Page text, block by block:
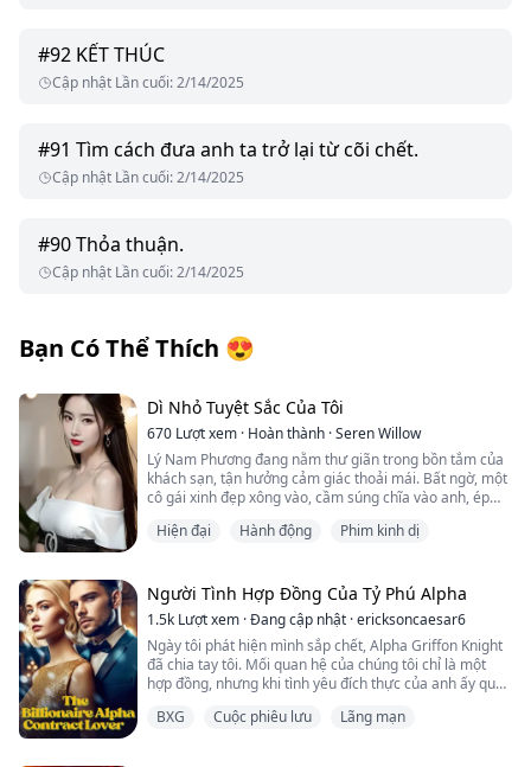
#92 KẾT THÚC
Cập nhật Lần cuối:2/14/2025
#91 Tìm cách đưa anh ta trở lại từ cõi chết.
Cập nhật Lần cuối:2/14/2025
#90Thỏa thuận.
Cập nhật Lần cuối:2/14/2025
Bạn Có Thể Thích 😍
Dì Nhỏ Tuyệt Sắc Của Tôi
670 Lượt xem · Hoàn thành ·Seren Willow
Lý Nam Phương đang nằm thư giãn trong bồn tắm của
khách sạn, tận hưởng cảm giác thoải mái. Bất ngờ, một
cô gái xinh đẹp xông vào, cầm súng chĩa vào anh, ép
xinh đẹp đó lại chính là dì út của anh...
Hiện đại Hành động Phim kinh dị
Người Tình Hợp Đồng Của Tỷ Phú Alpha
1.5k Lượt xem ·Đang cập nhật ·ericksoncaesar6
Ngày tôi phát hiện mình sắp chết, Alpha Griffon Knight
đã chia tay tôi. Mối quan hệ của chúng tôi chỉ là một
hợp đồng, nhưng khi tình yêu đích thực của anh ấy quay
và bảo tôi biến đi. Tôi đã nghĩ rằng sau năm năm, trái
BXG Cuộc phiêu lưu Lãng mạn